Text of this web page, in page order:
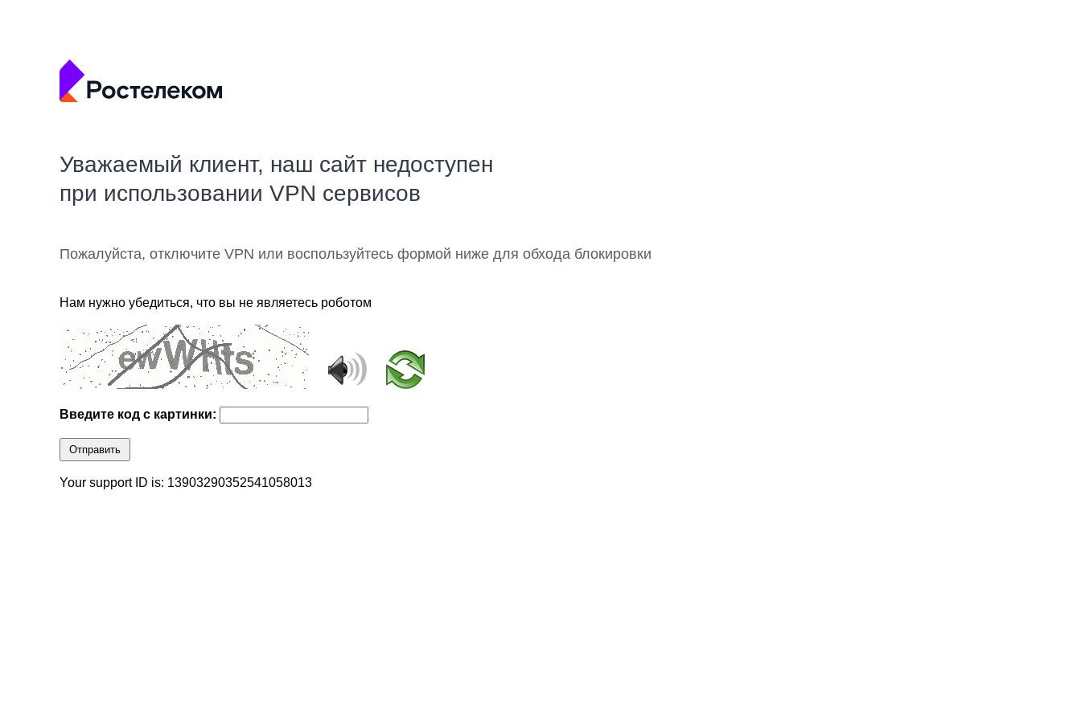
Уважаемый клиент, наш сайт недоступен
при использовании VPN сервисов
Пожалуйста, отключите VPN или воспользуйтесь формой ниже для обхода блокировки
Нам нужно убедиться, что вы не являетесь роботом
Введите код с картинки:
Отправить
Your support ID is: 13903290352541058013